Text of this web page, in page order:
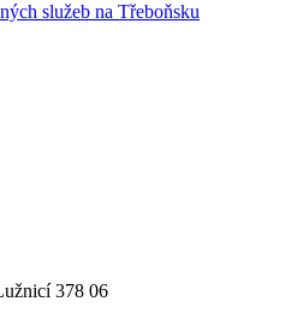
služeb na Třeboňsku
378 06